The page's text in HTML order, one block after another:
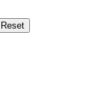
Reset